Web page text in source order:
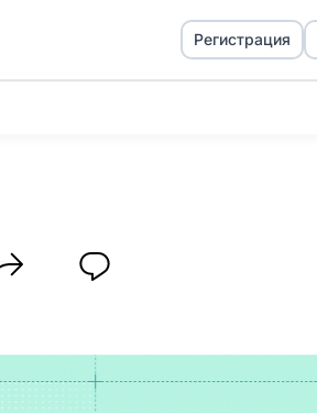
Регистрация